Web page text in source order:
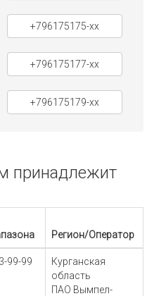
+796175175-xx
+796175177-xx
+796175179-xx
принадлежит
Регион/Оператор
99-99
Курганская
область
ПАО Вымпел-